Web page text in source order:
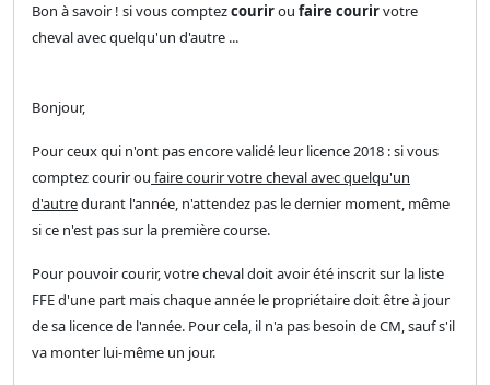
Bon à savoir ! si vous comptezcourirou faire courirvotre
cheval avec quelqu'un d'autre ...
Bonjour,
Pour ceux qui n'ont pas encore validé leur licence 2018 : si vous
comptez courir ou faire courir votre cheval avec quelqu'un
d'autredurant l'année, n'attendez pas le dernier moment, même
si ce n'est pas sur la première course.
Pour pouvoir courir, votre cheval doit avoir été inscrit sur la liste
FFE d'une part mais chaque année le propriétaire doit être à jour
de sa licence de l'année. Pour cela, il n'a pas besoin de CM, sauf s'il
va monter lui-même un jour.